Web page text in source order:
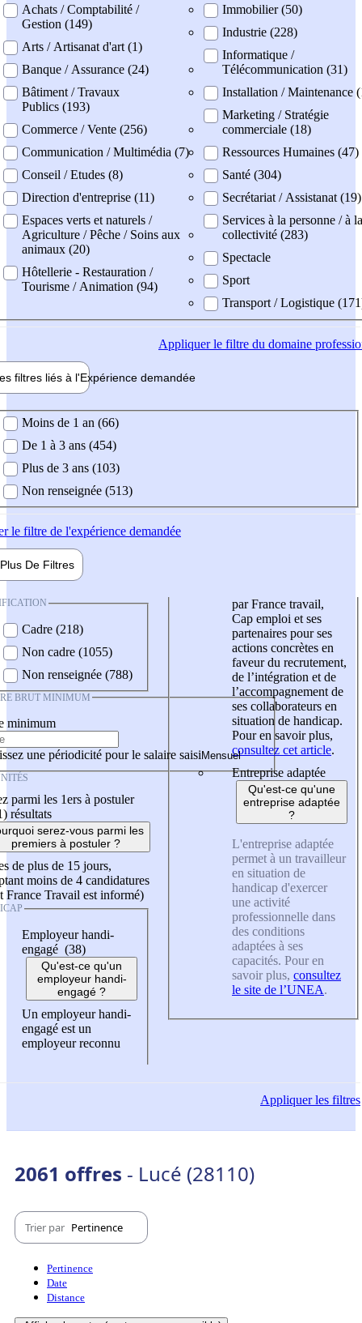
professionel
Achats / Comptabilité /
Gestion (149)
Arts / Artisanat d'art (1)
Banque / Assurance (24)
Bâtiment / Travaux
Publics (193)
Commerce / Vente (256)
Communication / Multimédia (7)
Conseil / Etudes (8)
Direction d'entreprise (11)
Espaces verts et naturels /
Agriculture / Pêche / Soins aux
animaux (20)
Hôtellerie - Restauration /
Tourisme / Animation (94)
Immobilier (50)
Industrie (228)
Informatique /
Télécommunication (31)
Installation / Maintenance
Marketing / Stratégie
commerciale (18)
Ressources Humaines (47)
Santé (304)
Secrétariat / Assistanat (19)
Services à la personne / à la
collectivité (283)
Spectacle
Sport
Transport / Logistique
Appliquerle filtre du domaine
filtres liés à l'Expérience demandée
demandée
Moins de 1 an (66)
De 1 à 3 ans (454)
Plus de 3 ans (103)
Non renseignée (513)
le filtre de l'expérience demandée
Plus De Filtres
Cadre (218)
Non cadre (1055)
Non renseignée (788)
BRUT MINIMUM
minimum
une périodicité pour le salaire saisi
parmi les 1ers à postuler
résultats
serez-vous parmi les
premiers à postuler ?
de plus de 15 jours,
moins de 4 candidatures
France Travail est informé)
Employeur handi-
engagé (38)
Qu'est-ce qu'un
employeur handi-
engagé ?
Un employeur handi-
engagé est un
employeur reconnu
par France travail,
Cap emploi et ses
partenaires pour ses
actions concrètes en
faveur du recrutement,
de l’intégration et de
l’accompagnement de
ses collaborateurs en
situation de handicap.
Pour en savoir plus,
consultez cet article.
Entreprise adaptée
Qu'est-ce qu'une
entreprise adaptée
?
L'entreprise adaptée
permet à un travailleur
en situation de
handicap d'exercer
une activité
professionnelle dans
des conditions
adaptées à ses
capacités. Pour en
savoir plus, consultez
le site de l’UNEA.
Appliquerles filtres
2061 offres - Lucé (28110)
Trier par Pertinence
Pertinence
Date
Distance